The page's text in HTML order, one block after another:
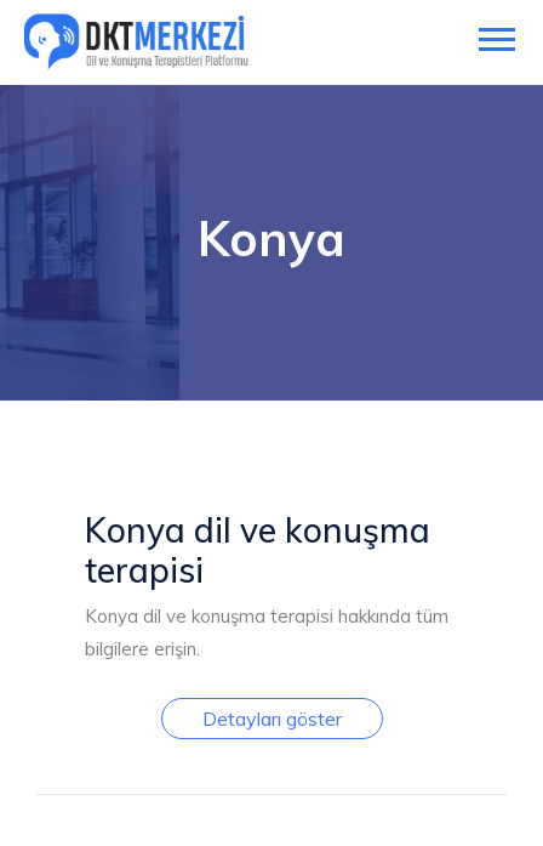
Konya
Konya dil ve konuşma
terapisi
Konya dil ve konuşma terapisi hakkında tüm
bilgilere erişin.
Detayları göster